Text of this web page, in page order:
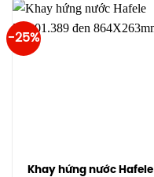
-25%
Khay hứng nước Hafele